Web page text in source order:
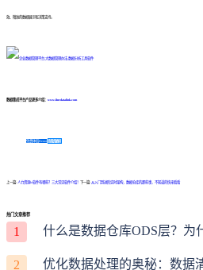
效、精准的数据展示和决策支持。
数据集成平台产品更多介绍： www.finedatalink.com
免费体验Demo 咨询方案
上一篇: 人力资源bi软件有哪些？三大常见软件介绍！ 下一篇: 从入门到进阶实时架构，数据仓库的那些事，不知道的快来看看
热门文章推荐
1 什么是数据仓库ODS层？为
2 优化数据处理的奥秘：数